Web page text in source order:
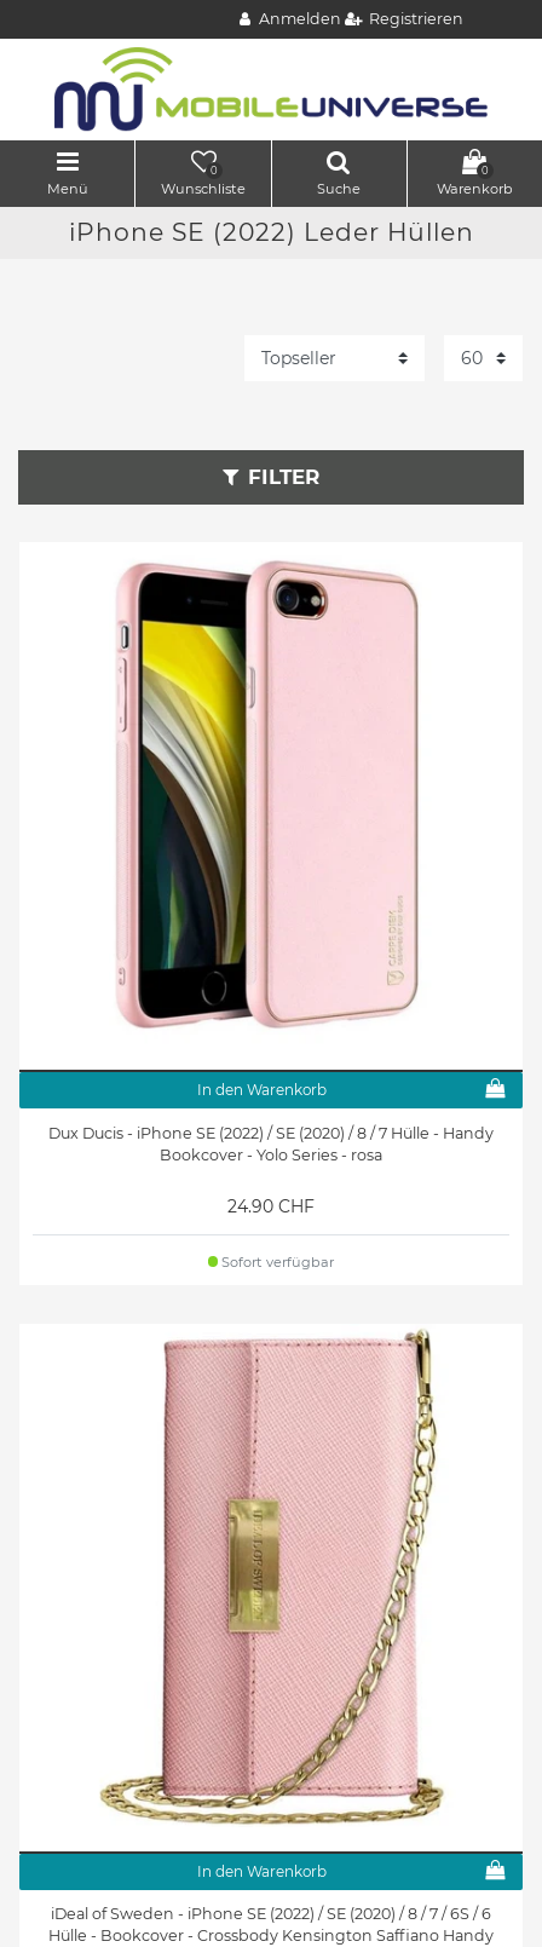
Anmelden Registrieren
Menü
0
Wunschliste Suche
0
Warenkorb
iPhone SE (2022) Leder Hüllen
FILTER
In den Warenkorb
Dux Ducis - iPhone SE (2022) / SE (2020) / 8 / 7 Hülle - Handy
Bookcover - Yolo Series - rosa
24.90 CHF
Sofort verfügbar
In den Warenkorb
iDeal of Sweden - iPhone SE (2022) / SE (2020) / 8 / 7 / 6S / 6
Hülle - Bookcover - Crossbody Kensington Saffiano Handy